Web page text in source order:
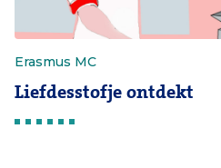
Erasmus MC
Liefdesstofje ontdekt